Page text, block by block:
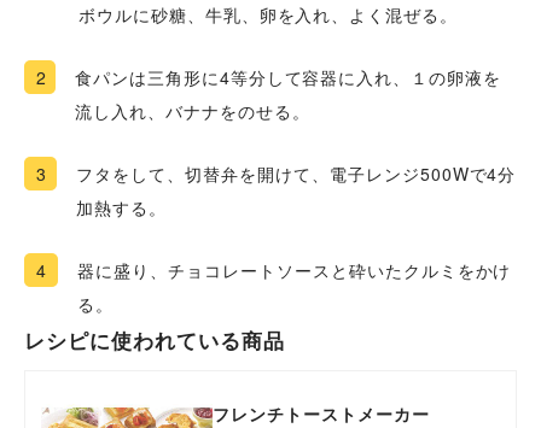
ボウルに砂糖、牛乳、卵を入れ、よく混ぜる。
2
食パンは三角形に4等分して容器に入れ、１の卵液を
流し入れ、バナナをのせる。
3
フタをして、切替弁を開けて、電子レンジ500Wで4分
加熱する。
4
器に盛り、チョコレートソースと砕いたクルミをかけ
る。
レシピに使われている商品
フレンチトーストメーカー